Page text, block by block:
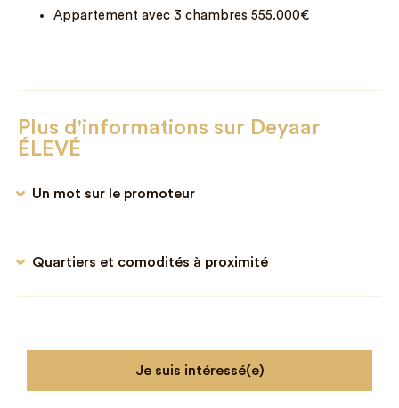
Appartement avec 3 chambres 555.000€
Plus d'informations sur Deyaar
ÉLEVÉ
Un mot sur le promoteur
Quartiers et comodités à proximité
Je suis intéressé(e)